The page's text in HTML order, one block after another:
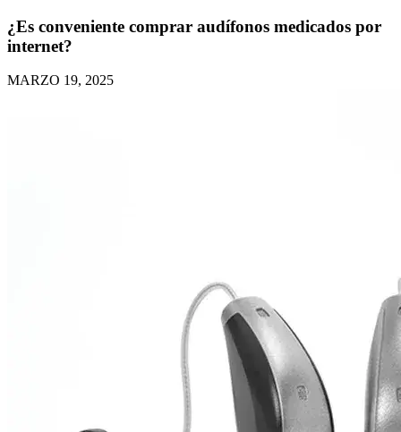
¿Es conveniente comprar audífonos medicados por
internet?
MARZO 19, 2025